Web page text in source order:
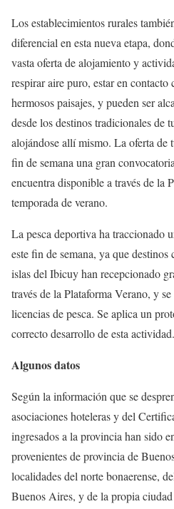
Los establecimientos rurales
diferencial en esta nueva etapa,
vasta oferta de alojamiento y
respirar aire puro, estar en
hermosos paisajes, y pueden ser
desde los destinos tradicionales de
alojándose allí mismo. La oferta de
fin de semana una gran
encuentra disponible a través de la
temporada de verano.
La pesca deportiva ha traccionado
este fin de semana, ya que
islas del Ibicuy han recepcionado
través de la Plataforma Verano, y
licencias de pesca. Se aplica un
correcto desarrollo de esta actividad.
Algunos datos
Según la información que se
asociaciones hoteleras y del
ingresados a la provincia han sido
provenientes de provincia de
localidades del norte bonaerense,
Buenos Aires, y de la propia